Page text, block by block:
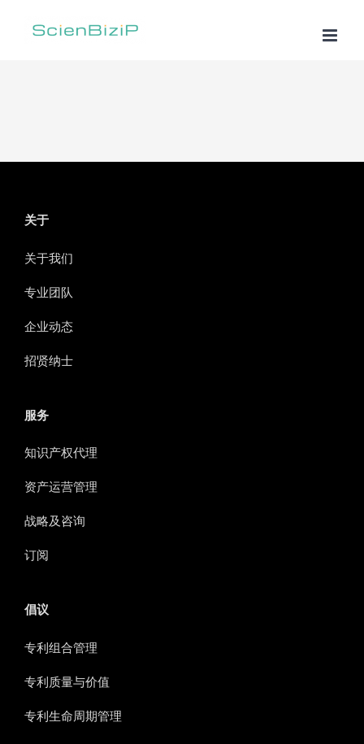
关于
关于我们
专业团队
企业动态
招贤纳士
服务
知识产权代理
资产运营管理
战略及咨询
订阅
倡议
专利组合管理
专利质量与价值
专利生命周期管理